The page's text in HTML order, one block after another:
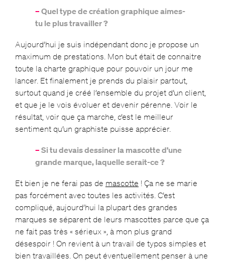
– Quel type de création graphique aimes-
tu le plus travailler ?
Aujourd’hui je suis indépendant donc je propose un
maximum de prestations. Mon but était de connaitre
toute la charte graphique pour pouvoir un jour me
lancer. Et finalement je prends du plaisir partout,
surtout quand je créé l’ensemble du projet d’un client,
et que je le vois évoluer et devenir pérenne. Voir le
résultat, voir que ça marche, c’est le meilleur
sentiment qu’un graphiste puisse apprécier.
– Si tu devais dessiner la mascotte d’une
grande marque, laquelle serait-ce ?
Et bien je ne ferai pas de mascotte ! Ça ne se marie
pas forcément avec toutes les activités. C’est
compliqué, aujourd’hui la plupart des grandes
marques se séparent de leurs mascottes parce que ça
ne fait pas très « sérieux », à mon plus grand
désespoir ! On revient à un travail de typos simples et
bien travaillées. On peut éventuellement penser à une